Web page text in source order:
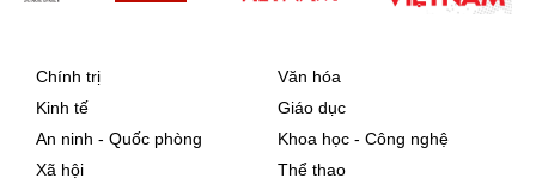
Chính trị
Kinh tế
An ninh - Quốc phòng
Xã hội
Văn hóa
Giáo dục
Khoa học - Công nghệ
Thể thao